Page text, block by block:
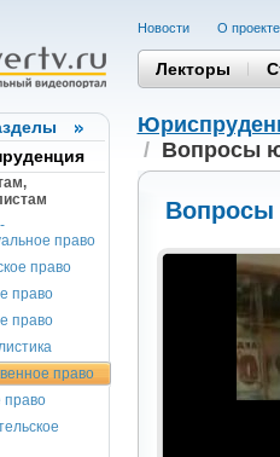
право
право
право
право
право
право
Новости О проекте
Лекторы
/ Вопросы
Вопросы